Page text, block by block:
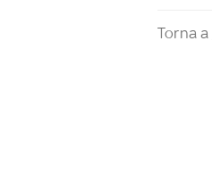
Torna a